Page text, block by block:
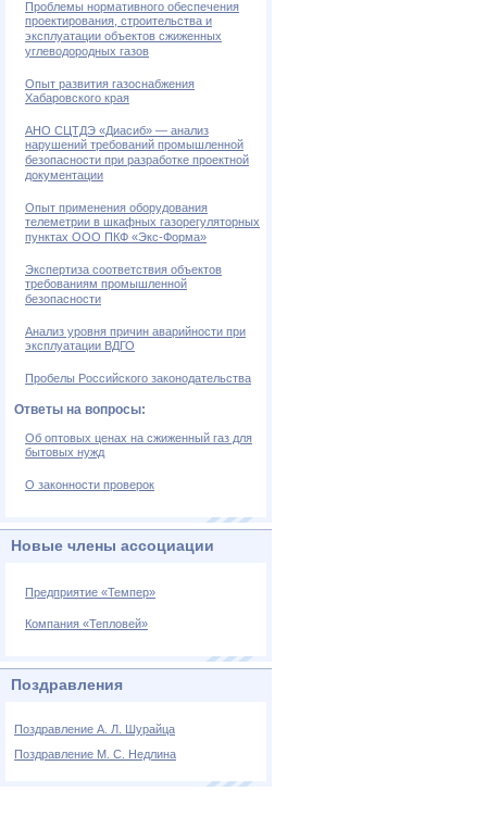
Проблемы нормативного обеспечения
проектирования, строительства и
эксплуатации объектов сжиженных
углеводородных газов
Опыт развития газоснабжения
Хабаровского края
АНО СЦТДЭ «Диасиб» — анализ
нарушений требований промышленной
безопасности при разработке проектной
документации
Опыт применения оборудования
телеметрии в шкафных газорегуляторных
пунктах ООО ПКФ «Экс-Форма»
Экспертиза соответствия объектов
требованиям промышленной
безопасности
Анализ уровня причин аварийности при
эксплуатации ВДГО
Пробелы Российского законодательства
Ответы на вопросы:
Об оптовых ценах на сжиженный газ для
бытовых нужд
О законности проверок
Новые члены ассоциации
Предприятие «Темпер»
Компания «Тепловей»
Поздравления
Поздравление А. Л. Шурайца
Поздравление М. С. Недлина